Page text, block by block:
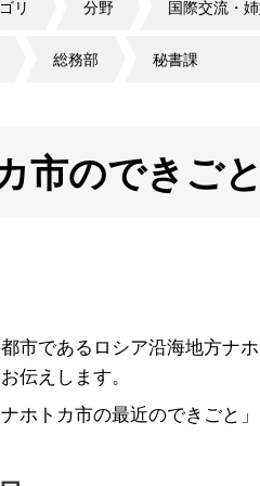
リ 分野 国際交流・
総務部 秘書課
市のできご
市であるロシア沿海地方ナ
伝えします。
ホトカ市の最近のできごと